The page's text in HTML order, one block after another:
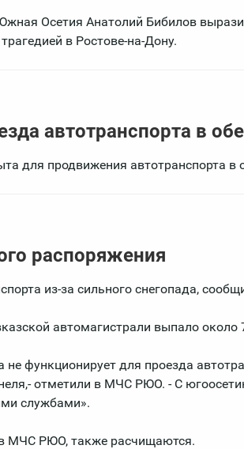
Осетия Анатолий Бибилов
в Ростове-на-Дону.
автотранспорта в
для продвижения автотранспорта
распоряжения
из-за сильного снегопада,
автомагистрали выпало около
функционирует для проезда
отметили в МЧС РЮО. - С
службами».
МЧС РЮО, также расчищаются.